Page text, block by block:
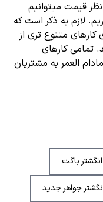
قیمت میتوانیم
لازم به ذکر است که
کارهای متنوع تری از
تمامی کارهای
العمر به مشتریان
انگشتر باگت
جواهر جدید